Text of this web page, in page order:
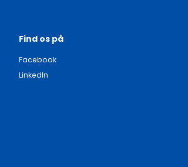
Find os på
Facebook
LinkedIn